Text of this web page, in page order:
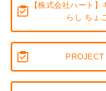
【株式会社ハート
らし ちょ
PROJECT